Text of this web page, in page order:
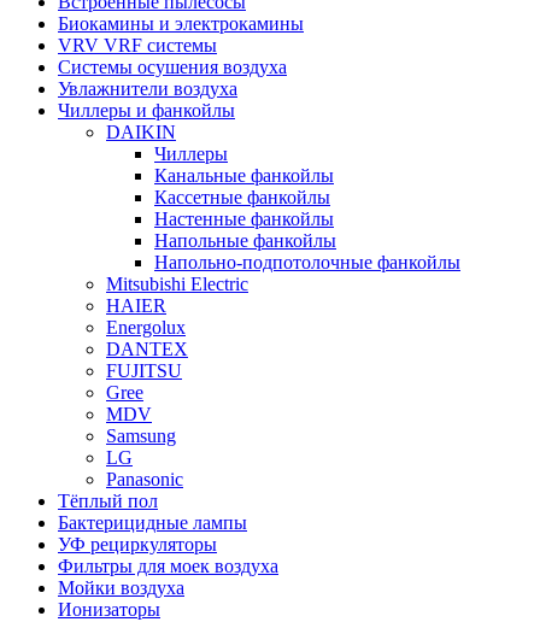
Биокамины и электрокамины
VRV VRF системы
Системы осушения воздуха
Увлажнители воздуха
Чиллеры и фанкойлы
DAIKIN
Чиллеры
Канальные фанкойлы
Кассетные фанкойлы
Настенные фанкойлы
Напольные фанкойлы
Напольно-подпотолочные фанкойлы
Mitsubishi Electric
HAIER
Energolux
DANTEX
FUJITSU
Gree
MDV
Samsung
LG
Panasonic
Тёплый пол
Бактерицидные лампы
УФ рециркуляторы
Фильтры для моек воздуха
Мойки воздуха
Ионизаторы